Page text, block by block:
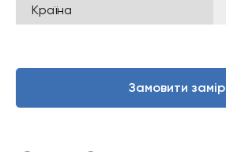
Країна
Замовити замір